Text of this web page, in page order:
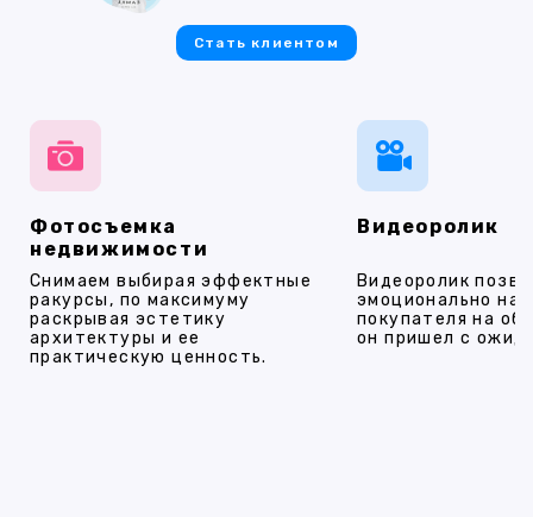
Фотосъемка
недвижимости
Снимаем выбирая эффектные
ракурсы, по максимуму
раскрывая эстетику
архитектуры и ее
практическую ценность.
Видеоролик
Видеоролик
эмоционально
покупателя на
он пришел с
Стать клиентом